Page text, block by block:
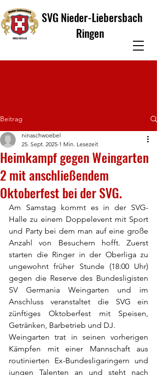
SVG Nieder-Liebersbach
Ringen
Beitrag
Heimkampf gegen Weingarten
2 mit anschließendem
Oktoberfest bei der SVG.
ninaschwoebel
25. Sept. 2025 1 Min. Lesezeit
Am Samstag kommt es in der SVG-
Halle zu einem Doppelevent mit Sport
und Party bei dem man auf eine große
Anzahl von Besuchern hofft. Zuerst
starten die Ringer in der Oberliga zu
ungewohnt früher Stunde (18:00 Uhr)
gegen die Reserve des Bundesligisten
SV Germania Weingarten und im
Anschluss veranstaltet die SVG ein
zünftiges Oktoberfest mit Speisen,
Getränken, Barbetrieb und DJ.
Weingarten trat in seinen vorherigen
Kämpfen mit einer Mannschaft aus
routinierten Ex-Bundesligaringern und
jungen Talenten an und steht nach